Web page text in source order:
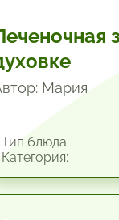
Мария
блюда: